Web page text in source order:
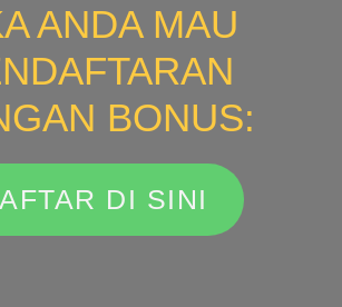
ANDA MAU
BONUS:
DI SINI